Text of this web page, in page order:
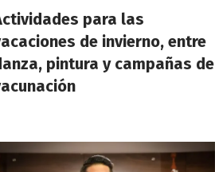
para las
de invierno, entre
pintura y campañas de